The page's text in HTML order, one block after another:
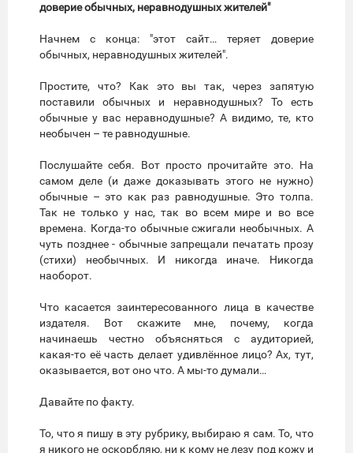
доверие обычных, неравнодушных жителей"
Начнем с конца: "этот сайт… теряет доверие
обычных, неравнодушных жителей".
Простите, что? Как это вы так, через запятую
поставили обычных и неравнодушных? То есть
обычные у вас неравнодушные? А видимо, те, кто
необычен – те равнодушные.
Послушайте себя. Вот просто прочитайте это. На
самом деле (и даже доказывать этого не нужно)
обычные – это как раз равнодушные. Это толпа.
Так не только у нас, так во всем мире и во все
времена. Когда-то обычные сжигали необычных. А
чуть позднее - обычные запрещали печатать прозу
(стихи) необычных. И никогда иначе. Никогда
наоборот.
Что касается заинтересованного лица в качестве
издателя. Вот скажите мне, почему, когда
начинаешь честно объясняться с аудиторией,
какая-то её часть делает удивлённое лицо? Ах, тут,
оказывается, вот оно что. А мы-то думали…
Давайте по факту.
То, что я пишу в эту рубрику, выбираю я сам. То, что
я никого не оскорбляю, ни к кому не лезу под кожу и